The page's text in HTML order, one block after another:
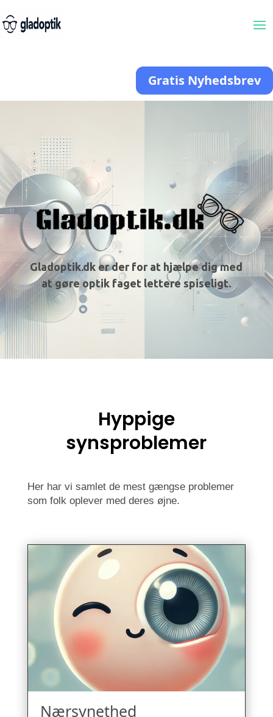
Gratis Nyhedsbrev
Gladoptik.dk er der for at hjælpe dig med
at gøre optik faget lettere spiseligt.
Hyppige
synsproblemer
Her har vi samlet de mest gængse problemer
som folk oplever med deres øjne.
Nærsynethed